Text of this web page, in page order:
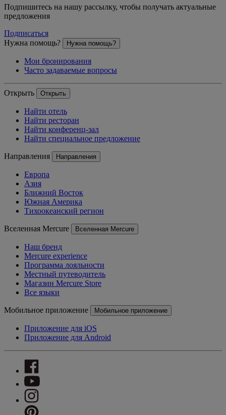
Подпишитесь на нашу рассылку, чтобы получать актуальные
предложения
Подписаться
Нужна помощь?
Нужна помощь?
Мои бронирования
Часто задаваемые вопросы
Открыть Открыть
Найти отель
Найти ресторан
Найти конференц-зал
Найти специальное предложение
Направления Направления
Европа
Азия
Ближний Восток
Южная Америка
Тихоокеанский регион
Вселенная Mercure Вселенная Mercure
Наш бренд
Mercure experience
Программа лояльности
Местный путеводитель
Магазин Mercure Store
Все языки
Мобильное приложение Мобильное приложение
Приложение для iOS
Приложение для Android